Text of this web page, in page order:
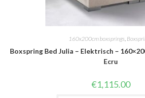
160x200cm boxsprings
Boxspring Bed Julia – Elektrisch –
Ecru
€1,115.00